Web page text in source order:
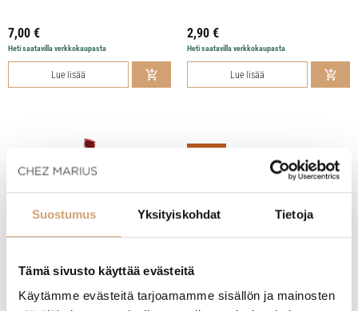
Suostumus Yksityiskohdat Tietoja
Tämä sivusto käyttää evästeitä
Käytämme evästeitä tarjoamamme sisällön ja mainosten
7,00 €
Heti saatavilla verkkokaupasta
Lue lisää
2,90 €
Heti saatavilla verkkokaupasta
Lue lisää